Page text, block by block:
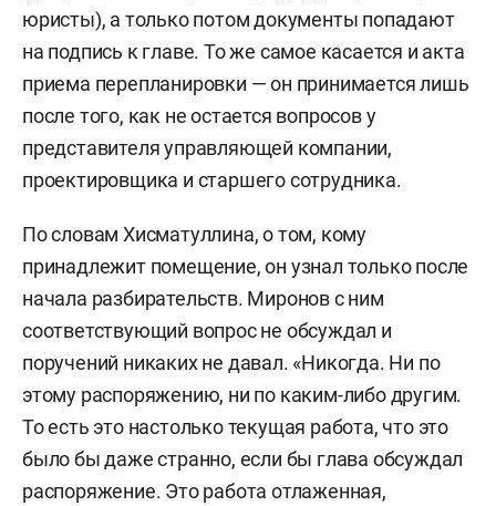
юристы), а только потом документы попадают
на подпись к главе. То же самое касается и акта
приема перепланировки — он принимается лишь
после того, как не остается вопросов у
представителя управляющей компании,
проектировщика и старшего сотрудника.
По словам Хисматуллина, о том, кому
принадлежит помещение, он узнал только после
начала разбирательств. Миронов с ним
соответствующий вопрос не обсуждал и
поручений никаких не давал. «Никогда. Ни по
этому распоряжению, ни по каким-либо другим.
То есть это настолько текущая работа, что это
было бы даже странно, если бы глава обсуждал
распоряжение. Это работа отлаженная,